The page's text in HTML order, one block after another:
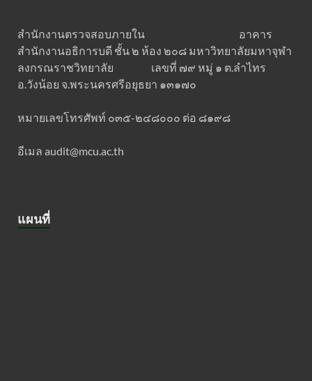
สำนักงานตรวจสอบภายใน อาคาร
สำนักงานอธิการบดี ชั้น ๒ ห้อง ๒๐๘ มหาวิทยาลัยมหาจุฬา
ลงกรณราชวิทยาลัย เลขที่ ๗๙ หมู่ ๑ ต.ลำไทร
อ.วังน้อย จ.พระนครศรีอยุธยา ๑๓๑๗๐
หมายเลขโทรศัพท์ ๐๓๕-๒๔๘๐๐๐ ต่อ ๘๑๙๘
อีเมล audit@mcu.ac.th
แผนที่